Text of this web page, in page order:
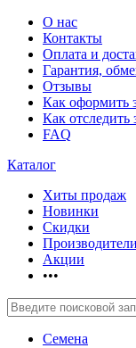
О нас
Контакты
Оплата и
Гарантия,
Отзывы
Как оформить
Как отследить
FAQ
Каталог
Хиты продаж
Новинки
Скидки
Производители
Акции
•••
Семена